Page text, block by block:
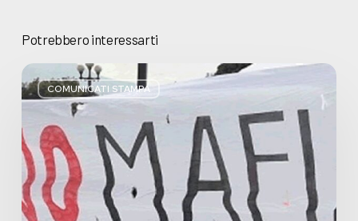
Potrebbero interessarti
COMUNICATI STAMPA
Basta
bugie,
Regione
Lombardia
pratica
l’antimafia
solo
a
parole